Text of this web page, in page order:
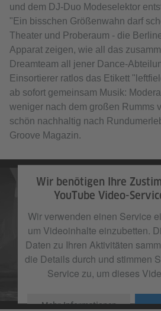
und dem DJ-Duo Modeselektor
"Ein bisschen Größenwahn darf
Theater und Proberaum - die
Apparat zeigen, wie all das
Dreamteam all jener Dance-
Einsortierer ratlos das Etikett
ab sofort gemeinsam Musik:
weniger nach dem großen Rumms
schön nachhaltig nach
Groove Magazin.
Wir benötigen Ihre
YouTube Video-
Wir verwenden einen Service
um Videoinhalte einzubetten.
Daten zu Ihren Aktivitäten
die Details durch und stimmen
Service zu, um dieses
Mehr Informationen